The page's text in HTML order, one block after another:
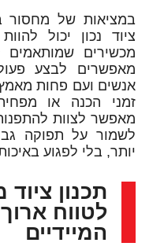
במציאות של מחסור
ציוד נכון יכול
מכשירים שמותאמים
מאפשרים לבצע
אנשים ועם פחות
זמני הכנה או
מאפשר לצוות
לשמור על תפוקה
יותר, בלי לפגוע
תכנון
לטווח
המיידיים